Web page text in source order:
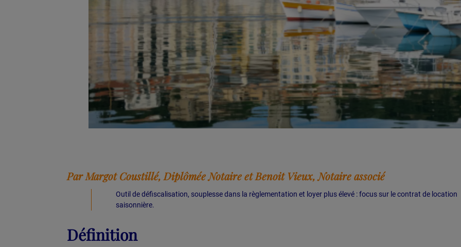
Par Margot Coustillé, Diplômée Notaire et Benoit Vieux, Notaire associé
Outil de défiscalisation, souplesse dans la règlementation et loyer plus élevé : focus sur le contrat de location
saisonnière.
Définition